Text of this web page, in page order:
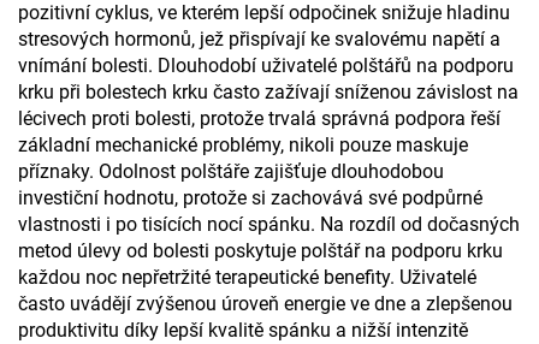
pozitivní cyklus, ve kterém lepší odpočinek snižuje hladinu
stresových hormonů, jež přispívají ke svalovému napětí a
vnímání bolesti. Dlouhodobí uživatelé polštářů na podporu
krku při bolestech krku často zažívají sníženou závislost na
lécivech proti bolesti, protože trvalá správná podpora řeší
základní mechanické problémy, nikoli pouze maskuje
příznaky. Odolnost polštáře zajišťuje dlouhodobou
investiční hodnotu, protože si zachovává své podpůrné
vlastnosti i po tisících nocí spánku. Na rozdíl od dočasných
metod úlevy od bolesti poskytuje polštář na podporu krku
každou noc nepřetržité terapeutické benefity. Uživatelé
často uvádějí zvýšenou úroveň energie ve dne a zlepšenou
produktivitu díky lepší kvalitě spánku a nižší intenzitě